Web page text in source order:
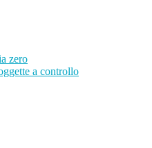
zero
a controllo